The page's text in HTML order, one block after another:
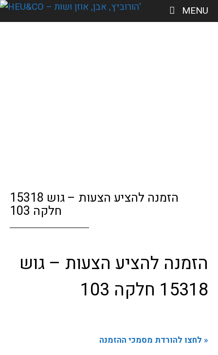
MENU
הזמנה להציע הצעות – גוש 15318
חלקה 103
הזמנה להציע הצעות – גוש
15318 חלקה 103
לחצו להורדת מסמכי ההזמנה »